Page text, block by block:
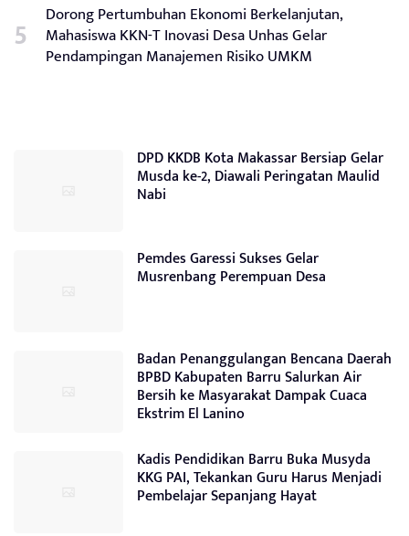
Dorong Pertumbuhan Ekonomi Berkelanjutan,
Mahasiswa KKN-T Inovasi Desa Unhas Gelar
Pendampingan Manajemen Risiko UMKM
DPD KKDB Kota Makassar Bersiap Gelar
Musda ke-2, Diawali Peringatan Maulid
Nabi
Pemdes Garessi Sukses Gelar
Musrenbang Perempuan Desa
Badan Penanggulangan Bencana Daerah
BPBD Kabupaten Barru Salurkan Air
Bersih ke Masyarakat Dampak Cuaca
Ekstrim El Lanino
Kadis Pendidikan Barru Buka Musyda
KKG PAI, Tekankan Guru Harus Menjadi
Pembelajar Sepanjang Hayat